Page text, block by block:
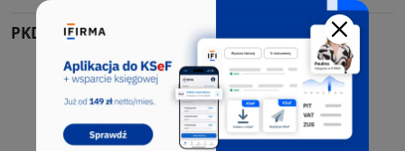
PKD 72.19.Z
Badania naukowe i prace
rozwojowe w dziedzinie
pozostałych nauk
przyrodniczych i technicznych
Sekcja ta obejmuje: - działalność